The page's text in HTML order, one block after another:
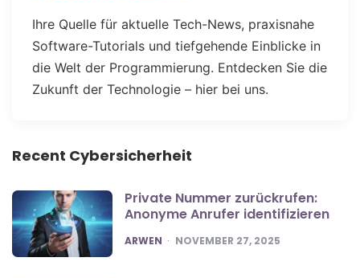
Ihre Quelle für aktuelle Tech-News, praxisnahe
Software-Tutorials und tiefgehende Einblicke in
die Welt der Programmierung. Entdecken Sie die
Zukunft der Technologie – hier bei uns.
Recent Cybersicherheit
Private Nummer zurückrufen:
Anonyme Anrufer identifizieren
POSTED
ARWEN NOVEMBER 27, 2025